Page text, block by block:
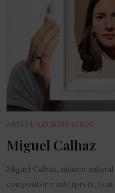
ARTES E ARTISTAS LUSOS
Miguel Calhaz
Miguel Calhaz, músico
compositor e intérprete, tem